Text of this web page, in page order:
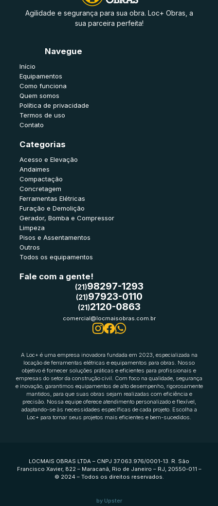
Agilidade e segurança para sua obra. Loc+ Obras, a
sua parceira perfeita!
Navegue
Início
Equipamentos
Como funciona
Quem somos
Política de privacidade
Termos de uso
Contato
Categorias
Acesso e Elevação
Andaimes
Compactação
Concretagem
Ferramentas Elétricas
Furação e Demolição
Gerador, Bomba e Compressor
Limpeza
Pisos e Assentamentos
Outros
Todos os equipamentos
Fale com a gente!
(21)98297-1293
(21)97923-0110
(21)2120-0863
comercial@locmaisobras.com.br
A Loc+ é uma empresa inovadora fundada em 2023, especializada na
locação de ferramentas elétricas e equipamentos para obras. Nosso
objetivo é fornecer soluções práticas e eficientes para profissionais e
empresas do setor da construção civil. Com foco na qualidade, segurança
e inovação, garantimos equipamentos de alto desempenho, rigorosamente
mantidos, para que suas obras sejam realizadas com eficiência e
precisão. Nossa equipe oferece atendimento personalizado e flexível,
adaptando-se às necessidades específicas de cada projeto. Escolha a
Loc+ para tornar seus projetos mais eficientes e bem-sucedidos.
LOCMAIS OBRAS LTDA – CNPJ 37.063.976/0001-13. R. São
Francisco Xavier, 822 – Maracanã, Rio de Janeiro – RJ, 20550-011 –
©️ 2024 – Todos os direitos reservados.
by Upster